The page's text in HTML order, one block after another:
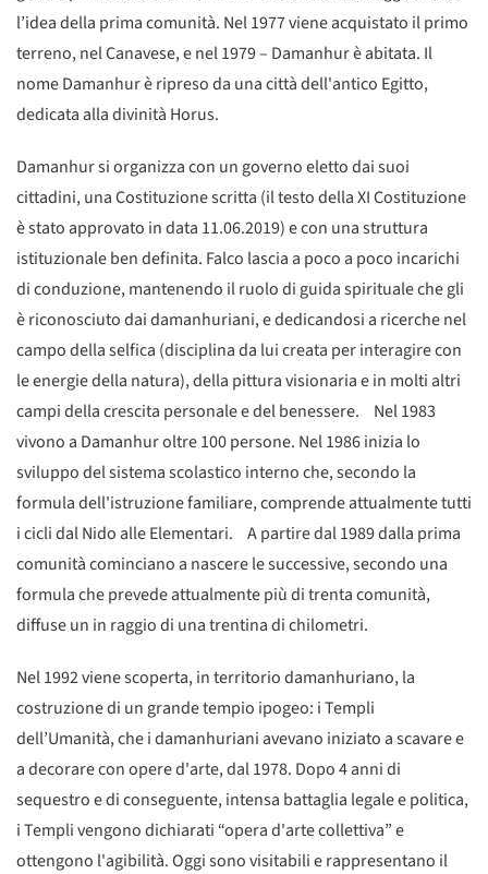
l’idea della prima comunità. Nel 1977 viene acquistato il primo
terreno, nel Canavese, e nel 1979 – Damanhur è abitata. Il
nome Damanhur è ripreso da una città dell'antico Egitto,
dedicata alla divinità Horus.
Damanhur si organizza con un governo eletto dai suoi
cittadini, una Costituzione scritta (il testo della XI Costituzione
è stato approvato in data 11.06.2019) e con una struttura
istituzionale ben definita. Falco lascia a poco a poco incarichi
di conduzione, mantenendo il ruolo di guida spirituale che gli
è riconosciuto dai damanhuriani, e dedicandosi a ricerche nel
campo della selfica (disciplina da lui creata per interagire con
le energie della natura), della pittura visionaria e in molti altri
campi della crescita personale e del benessere. Nel 1983
vivono a Damanhur oltre 100 persone. Nel 1986 inizia lo
sviluppo del sistema scolastico interno che, secondo la
formula dell'istruzione familiare, comprende attualmente tutti
i cicli dal Nido alle Elementari. A partire dal 1989 dalla prima
comunità cominciano a nascere le successive, secondo una
formula che prevede attualmente più di trenta comunità,
diffuse un in raggio di una trentina di chilometri.
Nel 1992 viene scoperta, in territorio damanhuriano, la
costruzione di un grande tempio ipogeo: i Templi
dell’Umanità, che i damanhuriani avevano iniziato a scavare e
a decorare con opere d'arte, dal 1978. Dopo 4 anni di
sequestro e di conseguente, intensa battaglia legale e politica,
i Templi vengono dichiarati “opera d'arte collettiva” e
ottengono l'agibilità. Oggi sono visitabili e rappresentano il